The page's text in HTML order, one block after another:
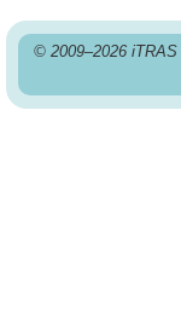
© 2009–2026